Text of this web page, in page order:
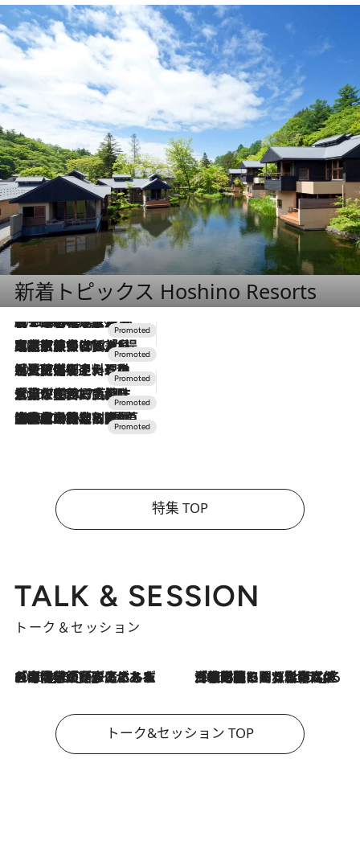
新着トピックス Hoshino Resorts
2026.8.7
【トンボの足水浴】ヒノキの香りに包まれて涼感マックス！約13℃の湧水かけ流しを避暑地「星野温泉 トンボの湯」で体験
2026.7.31
【ホテル帰省】という選択肢をOMOが提案。家族とほどよい距離を保つには「昼は実家、夜は気兼ねなくホテルで！」
2026.7.24
【夏限定ディナーコース】旬を迎える稚鮎や花ズッキーニなどをイタリア・トスカーナの郷土料理の手法で満喫！
2026.7.17
「土佐和ハーブかき氷」がOMO7高知に登場！生姜、山椒、大葉など目にも舌にも涼を呼ぶ郷土の味
2026.7.10
NEW OPEN！【界 草津】名湯の地に誕生。趣の異なる2種の温泉と上州ならではの会席・蕎麦割烹など美食を味わう究極の癒やし旅
特集 TOP
TALK & SESSION
トーク＆セッション
2026.8.3
「今後値上げがあるとすれば…」「リスクがあるのは今年の冬」エネルギー専門家が語る、ホルムズ海峡封鎖が家庭にもたらす“ある心配” 2026.8.3
「住宅建てられない…」「サーチャージ料の高値が続いている」ホルムズ海峡封鎖による影響はいつまで続く？《エネルギー専門家に聞く“どうなる日本の暮らし”》
トーク&セッション TOP